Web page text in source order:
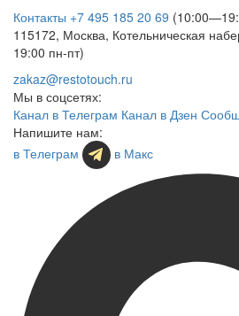
Контакты +7 495 185 20 69
115172, Москва, Котельническая
19:00 пн-пт)
zakaz@restotouch.ru
Мы в соцсетях:
Канал в Телеграм Канал в Дзен
Напишите нам:
в Телеграм
в Макс